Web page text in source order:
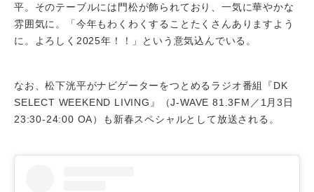
平。そのテーブルには門松が飾られており、一気に華やかな
雰囲気に。「今年もわくわくすることたくさんありますよう
に。よろしく2025年！！」という意気込んでいる。
なお、松下洸平がナビゲーターをつとめるラジオ番組『DK
SELECT WEEKEND LIVING』（J-WAVE 81.3FM／1月3日
23:30-24:00 OA）も新春スペシャルとして放送される。